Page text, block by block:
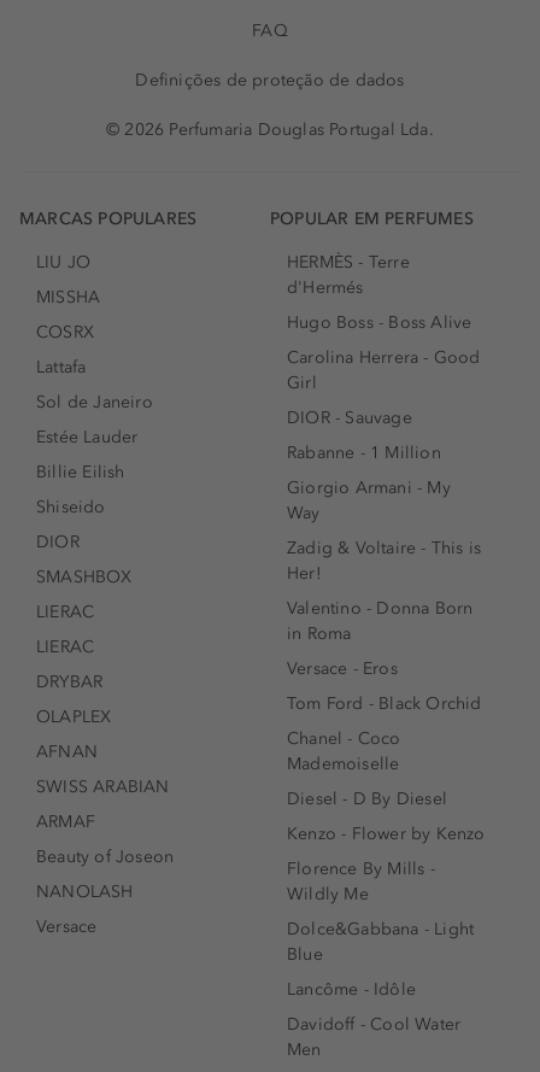
FAQ
Definições de proteção de dados
© 2026 Perfumaria Douglas Portugal Lda.
MARCAS POPULARES
LIU JO
MISSHA
COSRX
Lattafa
Sol de Janeiro
Estée Lauder
Billie Eilish
Shiseido
DIOR
SMASHBOX
LIERAC
LIERAC
DRYBAR
OLAPLEX
AFNAN
SWISS ARABIAN
ARMAF
Beauty of Joseon
NANOLASH
Versace
POPULAR EM PERFUMES
HERMÈS - Terre
d'Hermés
Hugo Boss - Boss Alive
Carolina Herrera - Good
Girl
DIOR - Sauvage
Rabanne - 1 Million
Giorgio Armani - My
Way
Zadig & Voltaire - This is
Her!
Valentino - Donna Born
in Roma
Versace - Eros
Tom Ford - Black Orchid
Chanel - Coco
Mademoiselle
Diesel - D By Diesel
Kenzo - Flower by Kenzo
Florence By Mills -
Wildly Me
Dolce&Gabbana - Light
Blue
Lancôme - Idôle
Davidoff - Cool Water
Men